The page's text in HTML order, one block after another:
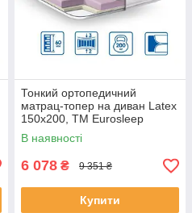
Тонкий ортопедичний
матрац-топер на диван Latex
150х200, ТМ Eurosleep
В наявності
6 078 ₴ 9 351 ₴
Купити